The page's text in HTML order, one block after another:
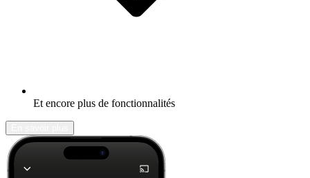
Et encore plus de fonctionnalités